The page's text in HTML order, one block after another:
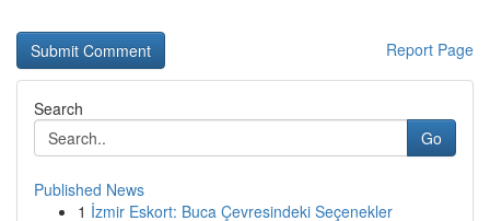
Report Page
Search
Go
Published News
1 İzmir Eskort: Buca Çevresindeki Seçenekler